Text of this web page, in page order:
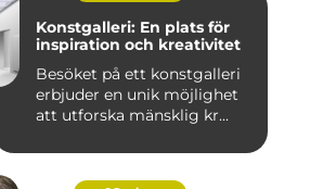
Konstgalleri: En plats för
inspiration och kreativitet
Besöket på ett konstgalleri
erbjuder en unik möjlighet
att utforska mänsklig kr...